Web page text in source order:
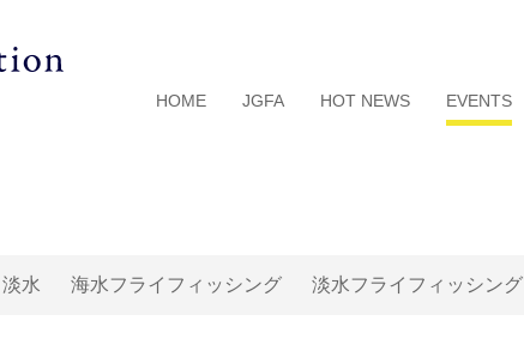
HOME JGFA HOT NEWS EVENTS
淡水 海水フライフィッシング 淡水フライフィッシング